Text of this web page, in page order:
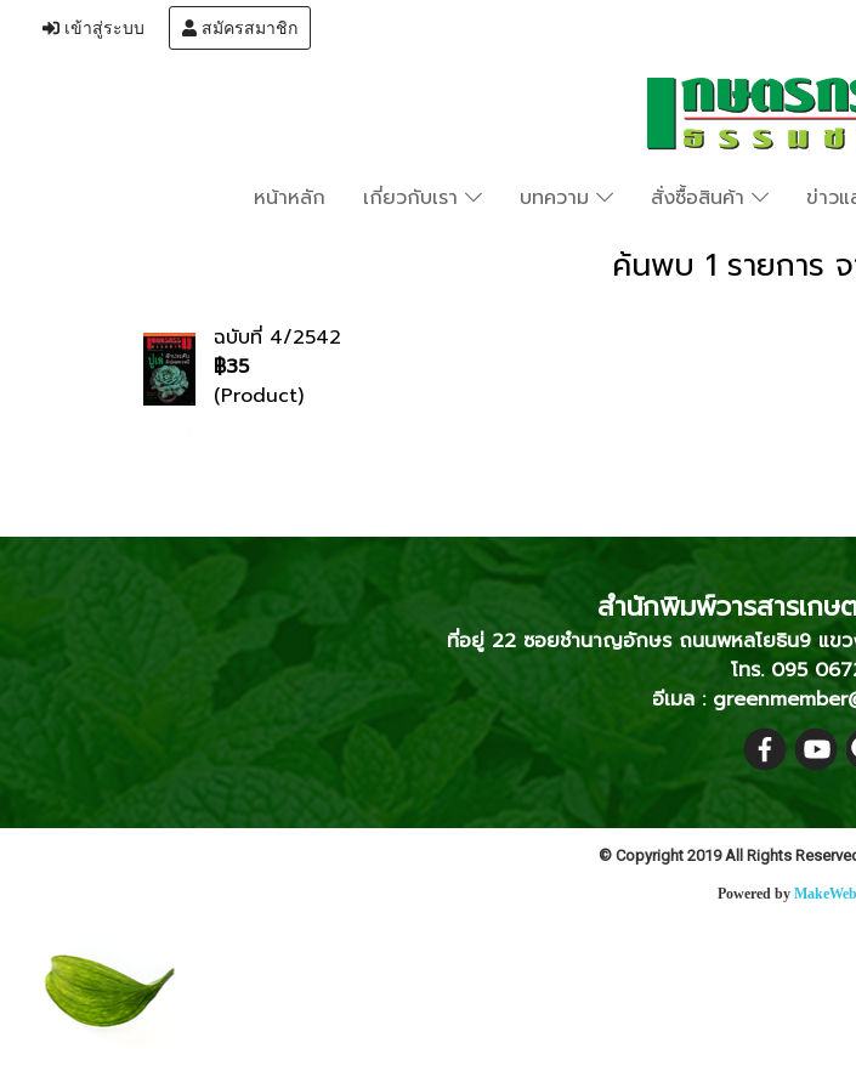
เข้าสู่ระบบ สมัครสมาชิก
หน้าหลัก เกี่ยวกับเรา บทความ สั่งซื้อสินค้า ข่าว
ค้นพบ 1 รายการ
ฉบับที่ 4/2542
฿35
(Product)
สำนักพิมพ์วารสารเกษ
ที่อยู่ 22 ซอยชำนาญอักษร ถนนพหลโยธิน9 แข
โทร. 095
อีเมล :
© Copyright 2019 All Rights
Powered by